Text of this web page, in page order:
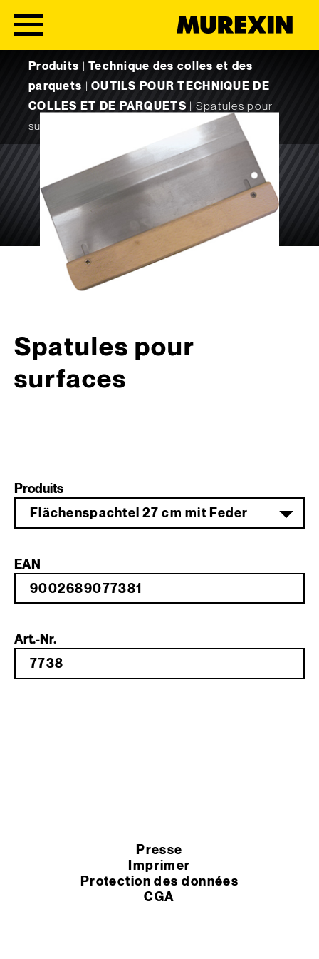
Produits |Technique des colles et des
parquets |OUTILS POUR TECHNIQUE DE
COLLES ET DE PARQUETS
Spatules pour
surfaces
Spatules pour
surfaces
Produits
Flächenspachtel 27 cm mit Feder
EAN
Art.-Nr.
Presse
Imprimer
Protection des données
CGA